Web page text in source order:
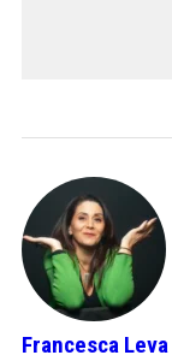
Francesca Leva